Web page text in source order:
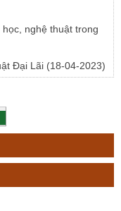
nghệ thuật trong
Đại Lãi (18-04-2023)